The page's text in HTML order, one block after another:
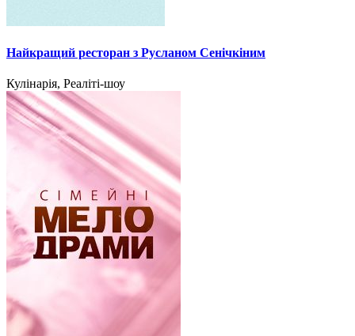
Найкращий ресторан з Русланом Сенічкіним
Кулінарія, Реаліті-шоу